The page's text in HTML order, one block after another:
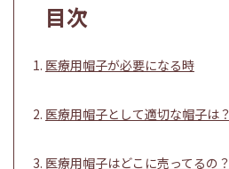
目次
医療用帽子が必要になる時
医療用帽子として適切な帽子は？
医療用帽子はどこに売ってるの？